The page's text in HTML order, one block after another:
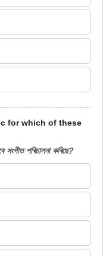
for which of these
সংগীত পৰিচালনা কৰিছে?